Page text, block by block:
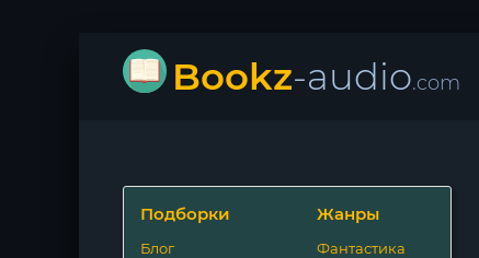
Bookz-audio.com
Подборки
Блог
Жанры
Фантастика